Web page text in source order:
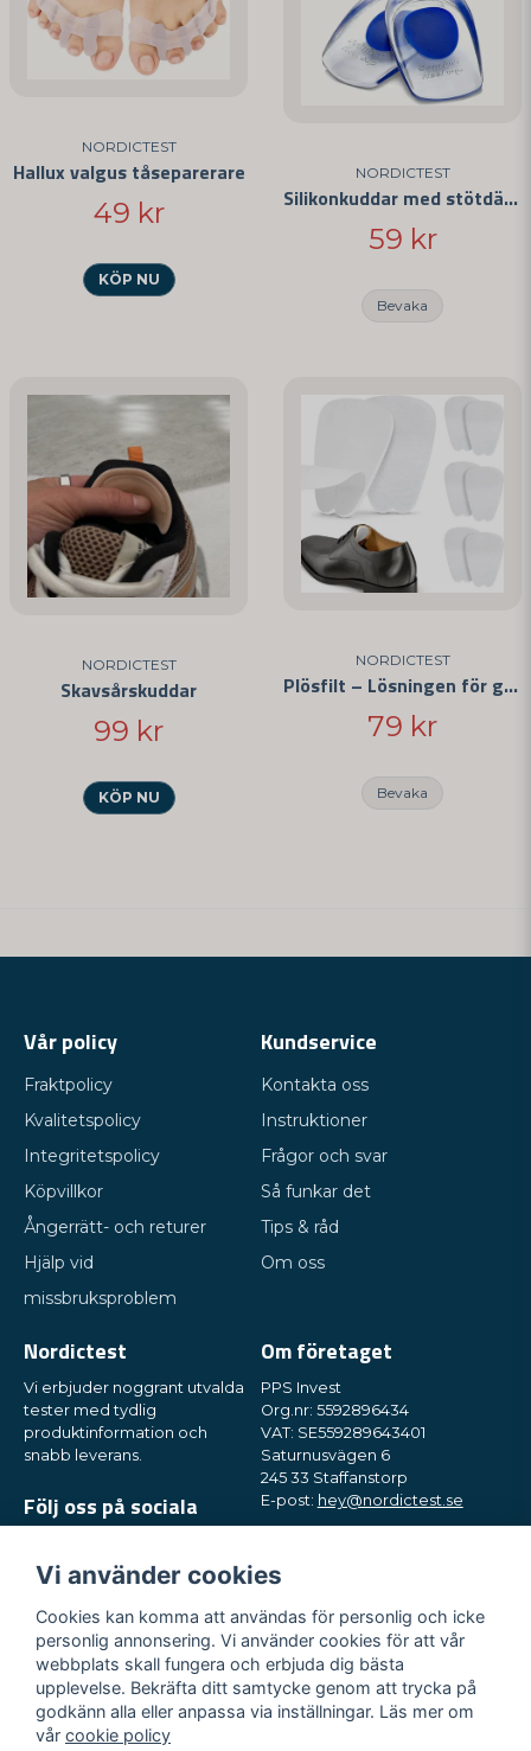
NORDICTEST
Hallux valgus tåseparerare
49 kr
KÖP NU
NORDICTEST
Silikonkuddar med stötdämpning
59 kr
Bevaka
NORDICTEST
Skavsårskuddar
99 kr
KÖP NU
NORDICTEST
Plösfilt – Lösningen för glappande skor
79 kr
Bevaka
Vår policy
Fraktpolicy
Kvalitetspolicy
Integritetspolicy
Köpvillkor
Ångerrätt- och returer
Hjälp vid
missbruksproblem
Kundservice
Kontakta oss
Instruktioner
Frågor och svar
Så funkar det
Tips & råd
Om oss
Nordictest
Vi erbjuder noggrant utvalda
tester med tydlig
produktinformation och
snabb leverans.
Följ oss på sociala
Om företaget
PPS Invest
Org.nr: 5592896434
VAT: SE559289643401
Saturnusvägen 6
245 33 Staffanstorp
E-post: hey@nordictest.se
Vi använder cookies
Cookies kan komma att användas för personlig och icke
personlig annonsering. Vi använder cookies för att vår
webbplats skall fungera och erbjuda dig bästa
upplevelse. Bekräfta ditt samtycke genom att trycka på
godkänn alla eller anpassa via inställningar. Läs mer om
vår cookie policy